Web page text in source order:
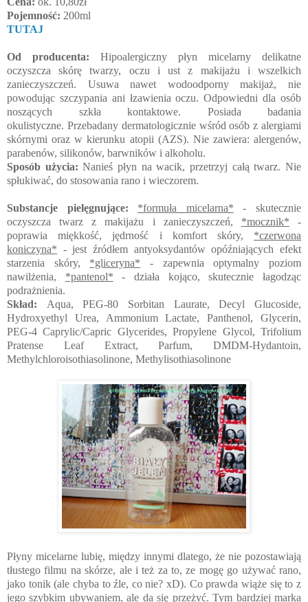
Pojemność: 200ml
TUTAJ
Od producenta:
Hipoalergiczny płyn micelarny delikatne
oczyszcza skórę twarzy, oczu i ust z makijażu i wszelkich
zanieczyszczeń. Usuwa nawet wodoodporny makijaż, nie
powodując szczypania ani łzawienia oczu.Odpowiedni dla osób
noszących szkła kontaktowe. Posiada badania
okulistyczne. Przebadany dermatologicznie wśród osób z alergiami
skórnymi oraz w kierunku atopii (AZS). Nie zawiera: alergenów,
parabenów, silikonów, barwników i alkoholu.
Sposób użycia:Nanieś płyn na wacik, przetrzyj całą twarz. Nie
spłukiwać, do stosowania rano i wieczorem.
Substancje pielęgnujące: *formuła micelarna* - skutecznie
oczyszcza twarz z makijażu i zanieczyszczeń, *mocznik* -
poprawia miękkość, jędrność i komfort skóry, *czerwona
koniczyna* - jest źródłem antyoksydantów opóźniających efekt
starzenia skóry, *gliceryna* - zapewnia optymalny poziom
nawilżenia, *pantenol* - działa kojąco, skutecznie łagodząc
podrażnienia.
Skład: Aqua, PEG-80 Sorbitan Laurate, Decyl Glucoside,
Hydroxyethyl Urea, Ammonium Lactate, Panthenol, Glycerin,
PEG-4 Caprylic/Capric Glycerides, Propylene Glycol, Trifolium
Pratense Leaf Extract, Parfum, DMDM-Hydantoin,
Methylchloroisothiasolinone, Methylisothiasolinone
Płyny micelarne lubię, między innymi dlatego, że nie pozostawiają
tłustego filmu na skórze, ale i też za to, ze mogę go używać rano,
jako tonik (ale chyba to źle, co nie? xD). Co prawda wiąże się to z
jego szybkim ubywaniem, ale da się przeżyć. Tym bardziej marka